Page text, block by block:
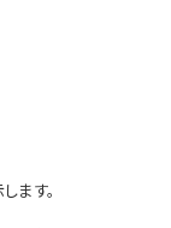
ます。